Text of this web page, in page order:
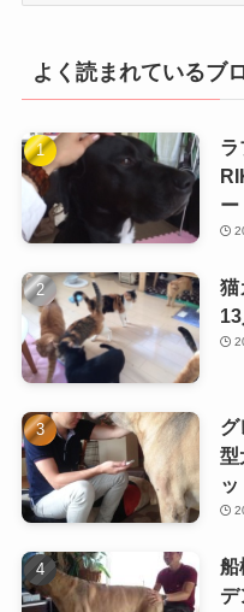
よく読まれているブ
ラ
ー
猫
グ